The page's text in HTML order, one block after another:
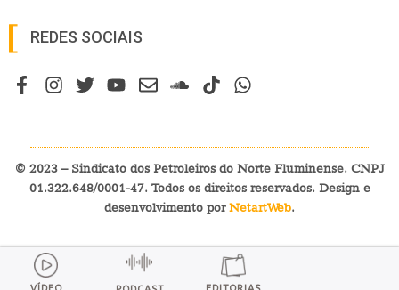
REDES SOCIAIS
© 2023 – Sindicato dos Petroleiros do Norte Fluminense. CNPJ
01.322.648/0001-47. Todos os direitos reservados. Design e
desenvolvimento porNetartWeb.